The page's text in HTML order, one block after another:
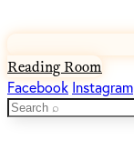
Reading Room
Facebook Instagram